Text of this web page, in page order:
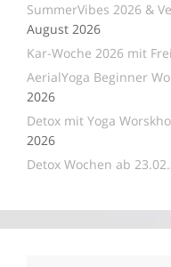
SummerVibes 2026 &
August 2026
Kar-Woche 2026 mit
AerialYoga Beginner
2026
Detox mit Yoga
2026
Detox Wochen ab